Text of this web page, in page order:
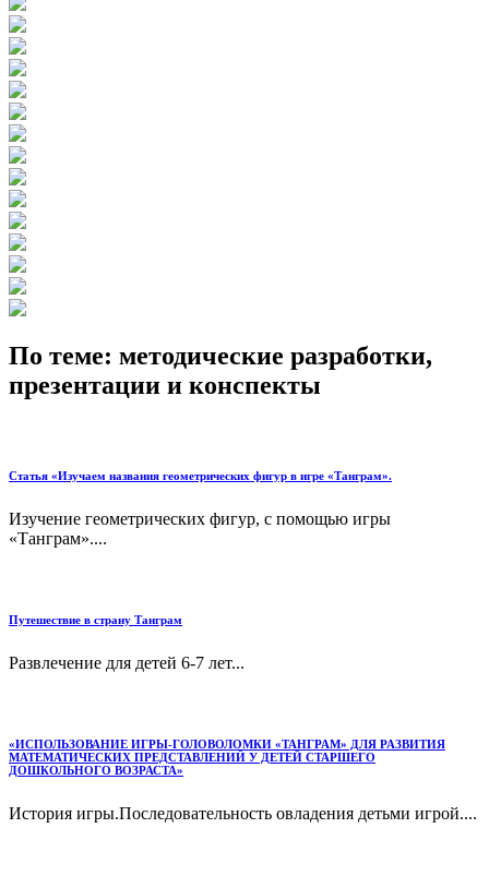
По теме: методические разработки,
презентации и конспекты
Статья «Изучаем названия геометрических фигур в игре «Танграм».
Изучение геометрических фигур, с помощью игры
«Танграм»....
Путешествие в страну Танграм
Развлечение для детей 6-7 лет...
«ИСПОЛЬЗОВАНИЕ ИГРЫ-ГОЛОВОЛОМКИ «ТАНГРАМ» ДЛЯ РАЗВИТИЯ
МАТЕМАТИЧЕСКИХ ПРЕДСТАВЛЕНИЙ У ДЕТЕЙ СТАРШЕГО
ДОШКОЛЬНОГО ВОЗРАСТА»
История игры.Последовательность овладения детьми игрой....